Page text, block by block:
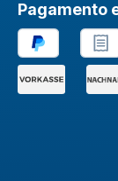
Pagamento